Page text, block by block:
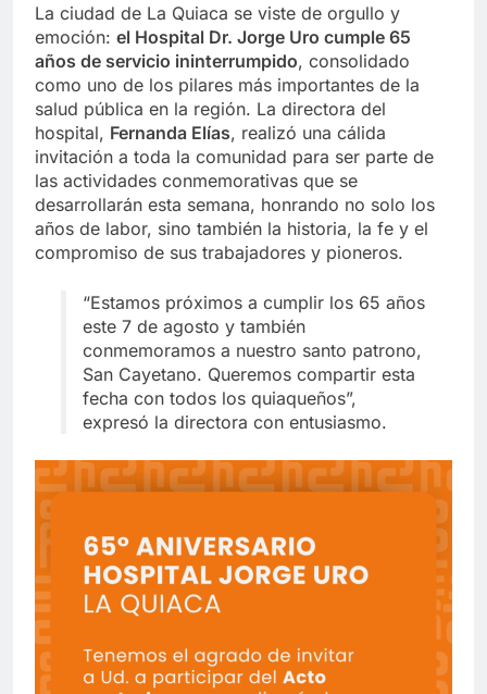
La ciudad de La Quiaca se viste de orgullo y
emoción: el Hospital Dr. Jorge Uro cumple 65
años de servicio ininterrumpido, consolidado
como uno de los pilares más importantes de la
salud pública en la región. La directora del
hospital, Fernanda Elías, realizó una cálida
invitación a toda la comunidad para ser parte de
las actividades conmemorativas que se
desarrollarán esta semana, honrando no solo los
años de labor, sino también la historia, la fe y el
compromiso de sus trabajadores y pioneros.
“Estamos próximos a cumplir los 65 años
este 7 de agosto y también
conmemoramos a nuestro santo patrono,
San Cayetano. Queremos compartir esta
fecha con todos los quiaqueños”,
expresó la directora con entusiasmo.